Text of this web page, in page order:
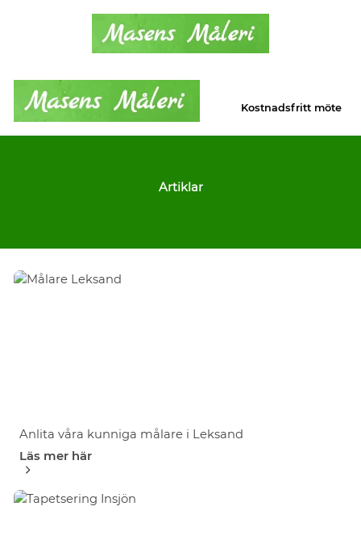
Kostnadsfritt möte
Artiklar
Anlita våra kunniga målare i Leksand
Läs mer här